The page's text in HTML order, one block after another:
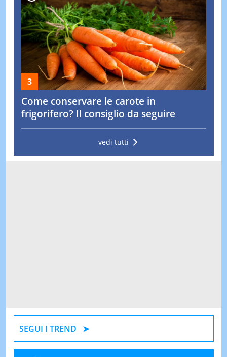
Come conservare le carote in
frigorifero? Il consiglio da seguire
vedi tutti
SEGUI I TREND